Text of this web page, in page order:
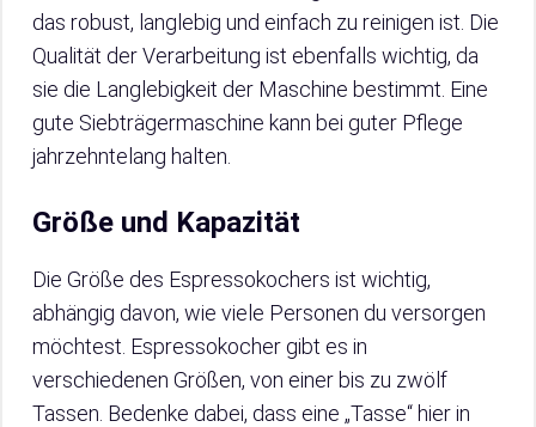
das robust, langlebig und einfach zu reinigen ist. Die
Qualität der Verarbeitung ist ebenfalls wichtig, da
sie die Langlebigkeit der Maschine bestimmt. Eine
gute Siebträgermaschine kann bei guter Pflege
jahrzehntelang halten.
Größe und Kapazität
Die Größe des Espressokochers ist wichtig,
abhängig davon, wie viele Personen du versorgen
möchtest. Espressokocher gibt es in
verschiedenen Größen, von einer bis zu zwölf
Tassen. Bedenke dabei, dass eine „Tasse“ hier in